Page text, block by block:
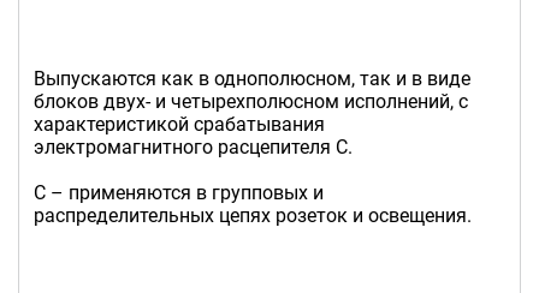
Выпускаются как в однополюсном, так и в виде
блоков двух- и четырехполюсном исполнений, с
характеристикой срабатывания
электромагнитного расцепителя C.
С – применяются в групповых и
распределительных цепях розеток и освещения.